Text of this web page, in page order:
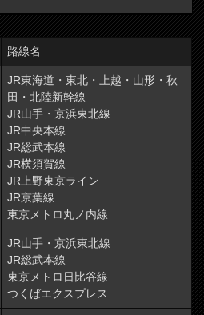
路線名
JR東海道・東北・上越・山形・秋
田・北陸新幹線
JR山手・京浜東北線
JR中央本線
JR総武本線
JR横須賀線
JR上野東京ライン
JR京葉線
東京メトロ丸ノ内線
JR山手・京浜東北線
JR総武本線
東京メトロ日比谷線
つくばエクスプレス